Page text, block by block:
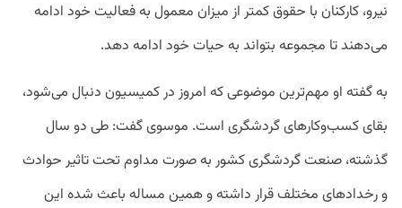
نیرو، کارکنان با حقوق کمتر از میزان معمول به فعالیت خود ادامه
می‌دهند تا مجموعه بتواند به حیات خود ادامه دهد.
به گفته او مهم‌ترین موضوعی که امروز در کمیسیون دنبال می‌شود،
بقای کسب‌وکارهای گردشگری است. موسوی گفت: طی دو سال
گذشته، صنعت گردشگری کشور به صورت مداوم تحت تاثیر حوادث
و رخدادهای مختلف قرار داشته و همین مساله باعث شده این